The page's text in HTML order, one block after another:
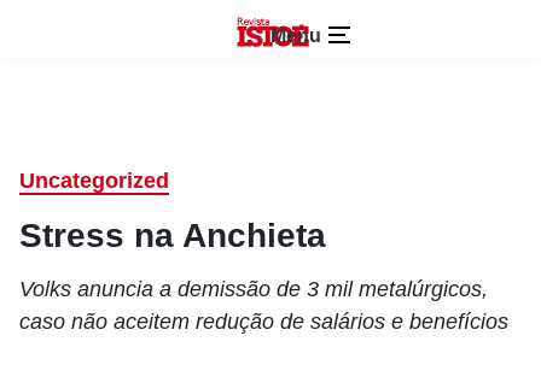
Menu
Uncategorized
Stress na Anchieta
Volks anuncia a demissão de 3 mil metalúrgicos,
caso não aceitem redução de salários e benefícios